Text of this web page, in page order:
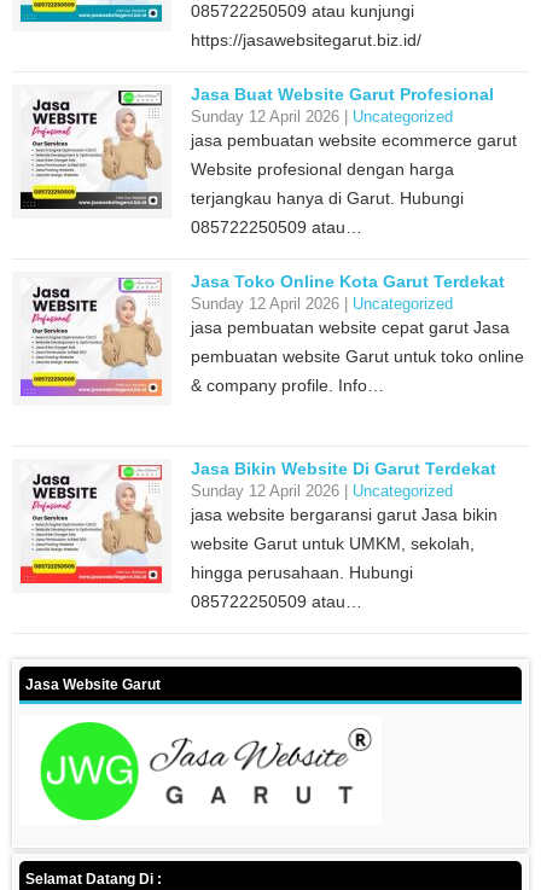
085722250509 atau kunjungi
https://jasawebsitegarut.biz.id/
Jasa Buat Website Garut Profesional
Sunday 12 April 2026 | Uncategorized
jasa pembuatan website ecommerce garut
Website profesional dengan harga
terjangkau hanya di Garut. Hubungi
085722250509 atau…
Jasa Toko Online Kota Garut Terdekat
Sunday 12 April 2026 | Uncategorized
jasa pembuatan website cepat garut Jasa
pembuatan website Garut untuk toko online
& company profile. Info…
Jasa Bikin Website Di Garut Terdekat
Sunday 12 April 2026 | Uncategorized
jasa website bergaransi garut Jasa bikin
website Garut untuk UMKM, sekolah,
hingga perusahaan. Hubungi
085722250509 atau…
Jasa Website Garut
Selamat Datang Di :